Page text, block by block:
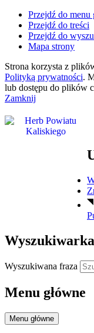
Przejdź do menu
Przejdź do treści
Przejdź do
Mapa strony
Strona korzysta z
Polityką prywatności.
lub dostępu do plików
Zamknij
Wyszukiwarka
Wyszukiwana fraza
Menu główne
Menu główne